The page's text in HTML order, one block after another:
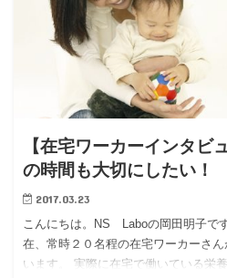
【在宅ワーカーインタビ
の時間も大切にしたい！
2017.03.23
こんにちは。NS Laboの岡田明子で
在、常時２０名程の在宅ワーカーさ
います。 実際に在宅で働いている栄